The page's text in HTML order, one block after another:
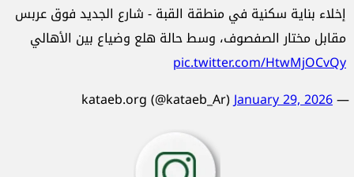
إخلاء بناية سكنية في منطقة القبة - شارع الجديد فوق عربس
مقابل مختار الصفصوف، وسط حالة هلع وضياع بين الأهالي
pic.twitter.com/HtwMjOCvQy
— kataeb.org (@kataeb_Ar)
January 29, 2026